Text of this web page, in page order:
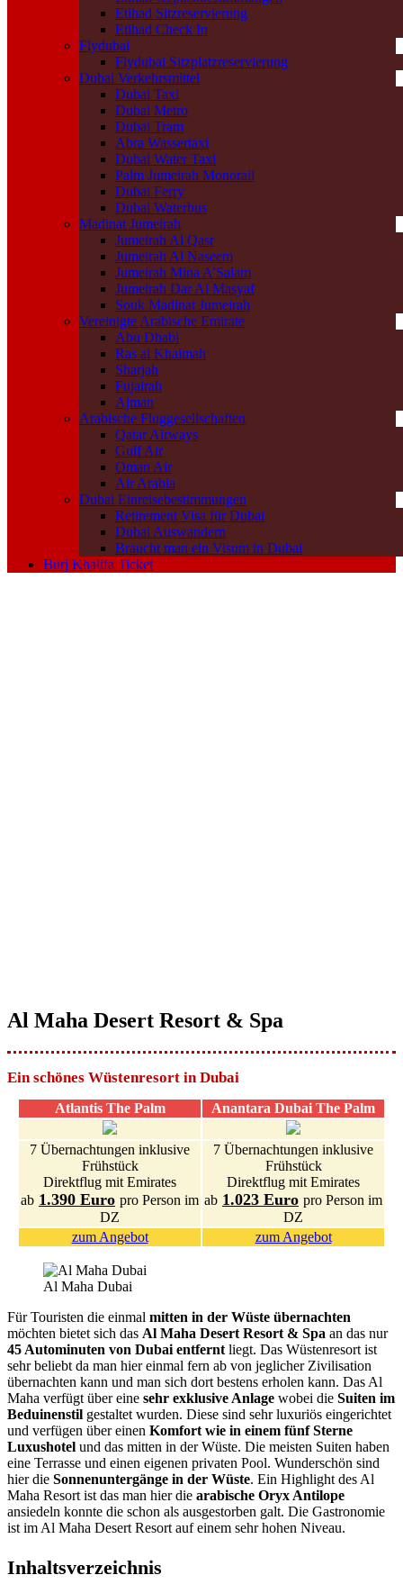
Etihad Sitzreservierung
Etihad Check In
Flydubai
Flydubai Sitzplatzreservierung
Dubai Verkehrsmittel
Dubai Taxi
Dubai Metro
Dubai Tram
Abra Wassertaxi
Dubai Water Taxi
Palm Jumeirah Monorail
Dubai Ferry
Dubai Waterbus
Madinat Jumeirah
Jumeirah Al Qasr
Jumeirah Al Naseem
Jumeirah Mina A’Salam
Jumeirah Dar Al Masyaf
Souk Madinat Jumeirah
Vereinigte Arabische Emirate
Abu Dhabi
Ras al Khaimah
Sharjah
Fujairah
Ajman
Arabische Fluggesellschaften
Qatar Airways
Gulf Air
Oman Air
Air Arabia
Dubai Einreisebestimmungen
Retirement Visa für Dubai
Dubai Auswandern
Braucht man ein Visum in Dubai
Burj Khalifa Ticket
Al Maha Desert Resort & Spa
Ein schönes Wüstenresort in Dubai
Atlantis The Palm Anantara Dubai The Palm
7 Übernachtungen inklusive
Frühstück
Direktflug mit Emirates
ab 1.390 Euro pro Person im
DZ
7 Übernachtungen inklusive
Frühstück
Direktflug mit Emirates
ab 1.023 Euro pro Person im
DZ
zum Angebot
zum Angebot
Al Maha Dubai
Für Touristen die einmal mitten in der Wüste übernachten
möchten bietet sich das Al Maha Desert Resort & Spa an das nur
45 Autominuten von Dubai entfernt liegt. Das Wüstenresort ist
sehr beliebt da man hier einmal fern ab von jeglicher Zivilisation
übernachten kann und man sich dort bestens erholen kann. Das Al
Maha verfügt über eine sehr exklusive Anlage wobei die Suiten im
Beduinenstil gestaltet wurden. Diese sind sehr luxuriös eingerichtet
und verfügen über einen Komfort wie in einem fünf Sterne
Luxushotel und das mitten in der Wüste. Die meisten Suiten haben
eine Terrasse und einen eigenen privaten Pool. Wunderschön sind
hier die Sonnenuntergänge in der Wüste. Ein Highlight des Al
Maha Resort ist das man hier die arabische Oryx Antilope
ansiedeln konnte die schon als ausgestorben galt. Die Gastronomie
ist im Al Maha Desert Resort auf einem sehr hohen Niveau.
Inhaltsverzeichnis